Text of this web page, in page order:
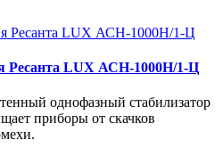
Ресанта LUX АСН-1000Н/1-Ц
однофазный стабилизатор
приборы от скачков